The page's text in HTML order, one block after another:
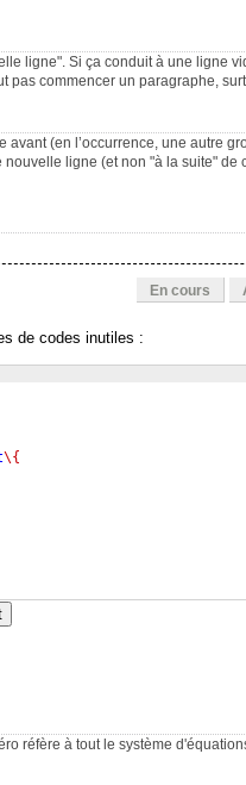
ligne". Si ça conduit à une ligne
pas commencer un paragraphe,
(en l’occurrence, une autre
ligne (et non "à la suite" de
En cours
de codes inutiles :
\{
réfère à tout le système